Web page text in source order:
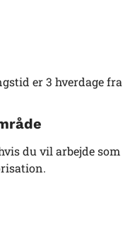
er 3 hverdage
du vil arbejde